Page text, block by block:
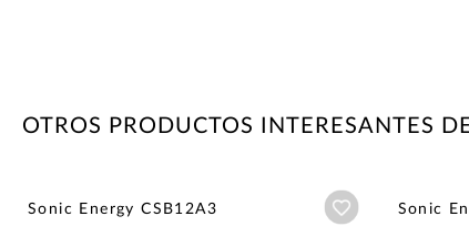
OTROS PRODUCTOS INTERESANTES
Sonic Energy CSB12A3 Añadir aSonic